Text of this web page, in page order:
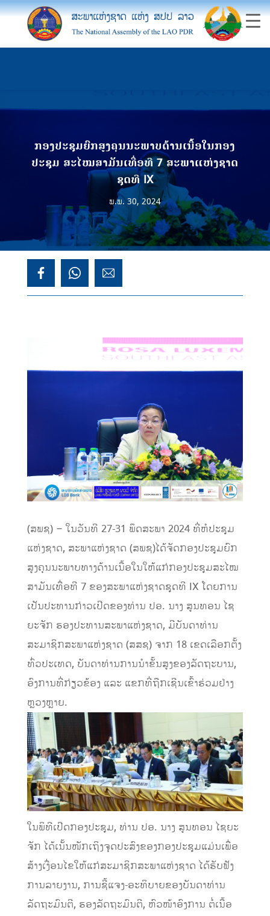
ກອງປະຊຸມຍົກສູງຄຸນນະພາບດ້ານເນື້ອໃນກອງ
ປະຊຸມ ສະໄໝສາມັນເທື່ອທີ 7 ສະພາແຫ່ງຊາດ
ຊຸດທີ IX
ພ.ພ. 30, 2024
(ສພຊ) – ໃນວັນທີ 27-31 ພຶດສະພາ 2024 ທີ່ຫໍປະຊຸມ
ແຫ່ງຊາດ, ສະພາແຫ່ງຊາດ (ສພຊ)ໄດ້ຈັດກອງປະຊຸມຍົກ
ສູງຄຸນນະພາບທາງດ້ານເນື້ອໃນໃຫ້ແກ່ກອງປະຊຸມສະໄໝ
ສາມັນເທື່ອທີ 7 ຂອງສະພາແຫ່ງຊາດຊຸດທີ IX ໂດຍການ
ເປັນປະທານກ່າວເປີດຂອງທ່ານ ປອ. ນາງ ສູນທອນ ໄຊ
ຍະຈັກ ຮອງປະທານສະພາແຫ່ງຊາດ, ມີບັນດາທ່ານ
ສະມາຊິກສະພາແຫ່ງຊາດ (ສສຊ) ຈາກ 18 ເຂດເລືອກຕັ້ງ
ທົ່ວປະເທດ, ບັນດາທ່ານການນຳຂັ້ນສູງຂອງລັດຖະບານ,
ອົງການທີ່ກ່ຽວຂ້ອງ ແລະ ແຂກທີ່ຖືກເຊີນເຂົ້າຮ່ວມຢ່າງ
ຫຼວງຫຼາຍ.
ໃນພິທີເປີດກອງປະຊຸມ, ທ່ານ ປອ. ນາງ ສູນທອນ ໄຊຍະ
ຈັກ ໄດ້ເນັ້ນໜັກເຖິງຈຸດປະສົງຂອງກອງປະຊຸມແມ່ນເພື່ອ
ສ້າງເງື່ອນໄຂໃຫ້ແກ່ສະມາຊິກສະພາແຫ່ງຊາດ ໄດ້ຮັບຟັງ
ການລາຍງານ, ການຊີ້ແຈງ-ອະທິບາຍຂອງບັນດາທ່ານ
ລັດຖະມົນຕີ, ຮອງລັດຖະມົນຕີ, ຫົວໜ້າອົງການ ຕໍ່ເນື້ອ